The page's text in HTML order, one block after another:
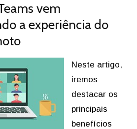
vem
a experiência do
Neste artigo,
iremos
destacar os
principais
benefícios